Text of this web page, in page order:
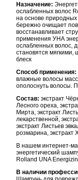
Назначение:
ослабленных волос
на основе
бережно очищает
восстанавливает
применения УНА
ослабленных волос,
становятся
блеск
Способ применения:
влажные волосы
ополоснуть волосы.
Состав: экстракт
Лесного ореха,
Мирта, экстракт
лекарственной,
экстракт Листьев
розмарина, экстракт
В нашем интернет-
энергетический
Rolland UNA
В наличии